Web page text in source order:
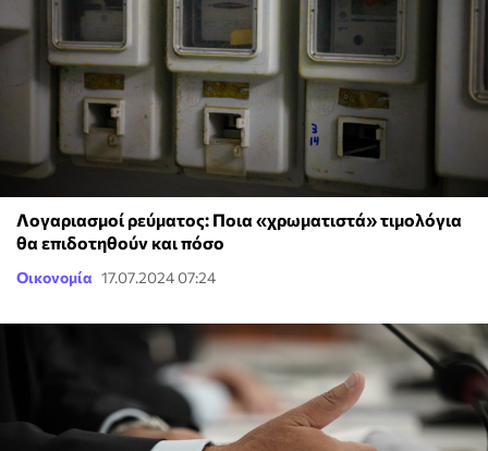
Λογαριασμοί ρεύματος: Ποια «χρωματιστά» τιμολόγια
θα επιδοτηθούν και πόσο
Οικονομία 17.07.2024 07:24